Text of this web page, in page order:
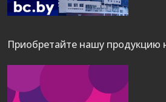
Приобретайте нашу продукцию